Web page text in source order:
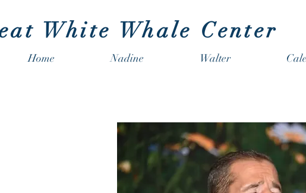
White Whale Center
Home Nadine Walter